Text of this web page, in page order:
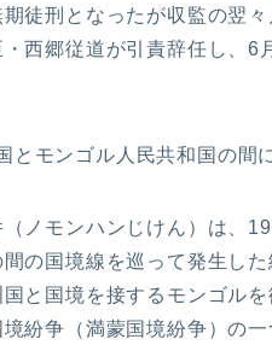
徒刑となったが収監の翌
西郷従道が引責辞任し、
とモンゴル人民共和国の間
（ノモンハンじけん）は、
間の国境線を巡って発生し
と国境を接するモンゴル
紛争（満蒙国境紛争）の